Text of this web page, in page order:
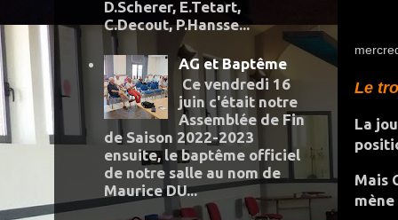
Le
La
Mais
D.Scherer, E.Tetart,
C.Decout, P.Hansse...
AG et Baptême
Ce vendredi 16
juin c'était notre
Assemblée de Fin
de Saison 2022-2023
ensuite, le baptême officiel
de notre salle au nom de
Maurice DU...